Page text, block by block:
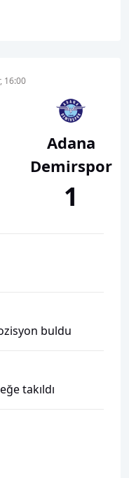
16:00
Adana
Demirspor
1
buldu
takıldı